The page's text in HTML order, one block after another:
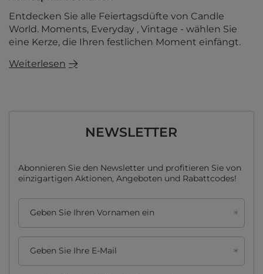
Entdecken Sie alle Feiertagsdüfte von Candle
World. Moments, Everyday , Vintage - wählen Sie
eine Kerze, die Ihren festlichen Moment einfängt.
Weiterlesen
NEWSLETTER
Abonnieren Sie den Newsletter und profitieren Sie von
einzigartigen Aktionen, Angeboten und Rabattcodes!
Geben Sie Ihren Vornamen ein
Geben Sie Ihre E-Mail